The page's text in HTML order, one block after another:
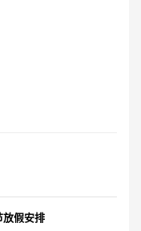
假安排